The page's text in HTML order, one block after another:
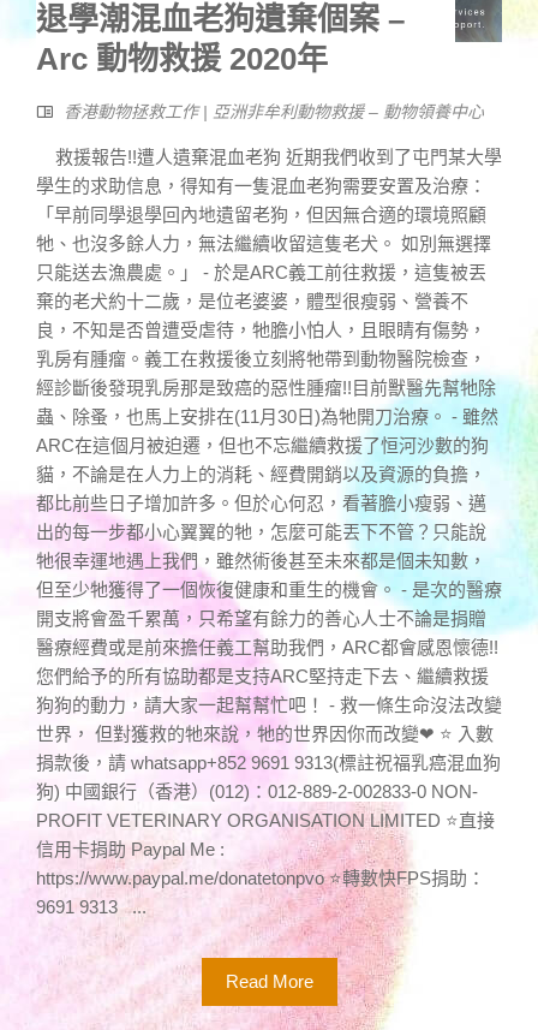
退學潮混血老狗遺棄個案 –
Arc 動物救援 2020年
香港動物拯救工作 | 亞洲非牟利動物救援 – 動物領養中心
救援報告!!遭人遺棄混血老狗 近期我們收到了屯門某大學
學生的求助信息，得知有一隻混血老狗需要安置及治療：
「早前同學退學回內地遺留老狗，但因無合適的環境照顧
牠、也沒多餘人力，無法繼續收留這隻老犬。 如別無選擇
只能送去漁農處。」 - 於是ARC義工前往救援，這隻被丟
棄的老犬約十二歲，是位老婆婆，體型很瘦弱、營養不
良，不知是否曾遭受虐待，牠膽小怕人，且眼睛有傷勢，
乳房有腫瘤。義工在救援後立刻將牠帶到動物醫院檢查，
經診斷後發現乳房那是致癌的惡性腫瘤!!目前獸醫先幫牠除
蟲、除蚤，也馬上安排在(11月30日)為牠開刀治療。 - 雖然
ARC在這個月被迫遷，但也不忘繼續救援了恒河沙數的狗
貓，不論是在人力上的消耗、經費開銷以及資源的負擔，
都比前些日子增加許多。但於心何忍，看著膽小瘦弱、邁
出的每一步都小心翼翼的牠，怎麼可能丟下不管？只能說
牠很幸運地遇上我們，雖然術後甚至未來都是個未知數，
但至少牠獲得了一個恢復健康和重生的機會。 - 是次的醫療
開支將會盈千累萬，只希望有餘力的善心人士不論是捐贈
醫療經費或是前來擔任義工幫助我們，ARC都會感恩懷德!!
您們給予的所有協助都是支持ARC堅持走下去、繼續救援
狗狗的動力，請大家一起幫幫忙吧！ - 救一條生命沒法改變
世界， 但對獲救的牠來說，牠的世界因你而改變❤ ⭐ 入數
捐款後，請 whatsapp+852 9691 9313(標註祝福乳癌混血狗
狗) 中國銀行（香港）(012)：012-889-2-002833-0 NON-
PROFIT VETERINARY ORGANISATION LIMITED ⭐直接
信用卡捐助 Paypal Me :
https://www.paypal.me/donatetonpvo ⭐轉數快FPS捐助：
9691 9313 ...
Read More